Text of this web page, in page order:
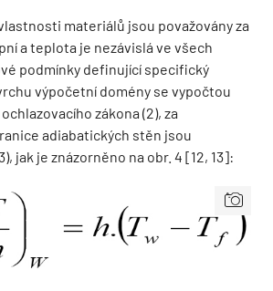
materiálů jsou považovány za
a teplota je nezávislá ve všech
podmínky definující specifický
výpočetní domény se vypočtou
zákona (2), za
adiabatických stěn jsou
jak je znázorněno na obr. 4 [12, 13]: